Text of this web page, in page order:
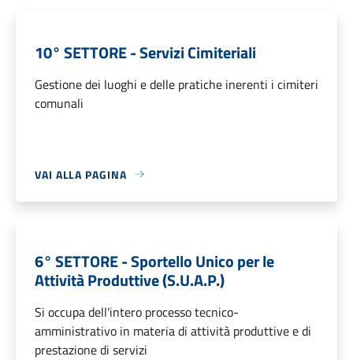
10° SETTORE - Servizi Cimiteriali
Gestione dei luoghi e delle pratiche inerenti i cimiteri
comunali
VAI ALLA PAGINA
6° SETTORE - Sportello Unico per le
Attività Produttive (S.U.A.P.)
Si occupa dell'intero processo tecnico-
amministrativo in materia di attività produttive e di
prestazione di servizi